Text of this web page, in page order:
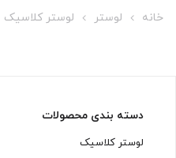
خانه لوستر لوستر کلاسیک
دسته بندی محصولات
لوستر کلاسیک